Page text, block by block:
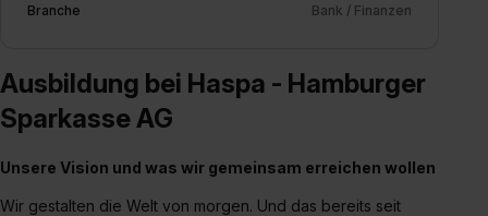
Branche Bank / Finanzen
Ausbildung bei Haspa - Hamburger
Sparkasse AG
Unsere Vision und was wir gemeinsam erreichen wollen
Wir gestalten die Welt von morgen. Und das bereits seit